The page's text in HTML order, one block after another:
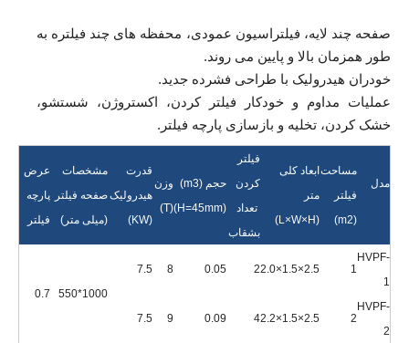
صفحه چند لایه، فیلتراسیون عمودی، محفظه های چند فیلتره به
طور همزمان بالا و پایین می روند.
خودران هیدرولیک با طراحی فشرده جدید.
عملیات مداوم و خودکار فیلتر کردن، اکستروژن، شستشو،
خشک کردن، تخلیه و بازسازی پارچه فیلتر.
مدل
مساحت
فیلتر
(m2)
ابعاد کلی
متر
(L×W×H)
فیلتر
کردن
تعداد
بشقاب
حجم (m3)
(H=45mm)
وزن
(T)
قدرت
هیدرولیک
(KW)
مشخصات
صفحه فیلتر
(میلی متر)
عرض
پارچه
فیلتر
HVPF-
1
1
2.5×1.5×2.0
2
0.05
8
7.5
1000*550
0.7
HVPF-
2
2
2.5×1.5×2.2
4
0.09
9
7.5